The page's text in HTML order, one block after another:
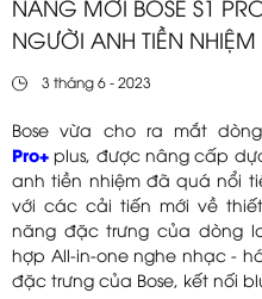
NĂNG MỚI BOSE S1
NGƯỜI ANH TIỀN NHIỆM
3 tháng 6 - 2023
Bose vừa cho ra mắt
Pro+ plus, được nâng cấp
anh tiền nhiệm đã quá nổi
với các cải tiến mới về
năng đặc trưng của dòng
hợp All-in-one nghe nhạc -
đặc trưng của Bose, kết nối